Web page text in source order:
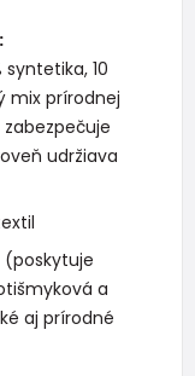
syntetika, 10
mix prírodnej
udržiava
(poskytuje
a
aj prírodné